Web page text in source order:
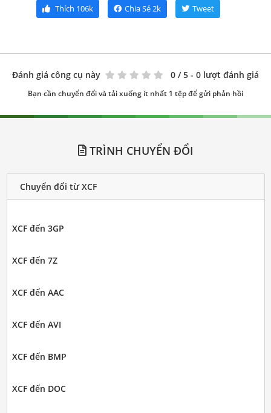
Thích 106k Chia Sẻ2k Tweet
Đánh giá công cụ này 0 / 5 - 0 lượt đánh giá
Bạn cần chuyển đổi và tải xuống ít nhất 1 tệp để gửi phản hồi
TRÌNH CHUYỂN ĐỔI
Chuyển đổi từ XCF
XCF đến 3GP
XCF đến 7Z
XCF đến AAC
XCF đến AVI
XCF đến BMP
XCF đến DOC